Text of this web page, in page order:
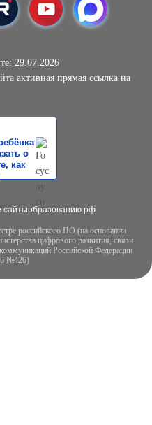
29.07.2026
активная прямая ссылка на
о
как
сайтыобразованию.рф
российского ПО (на основании
цифрового развития, связи
Российской Федерации
№426)